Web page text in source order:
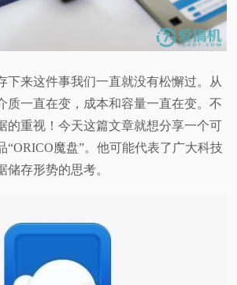
下来这件事我们一直就没有松懈过。从
质一直在变，成本和容量一直在变。不
的重视！今天这篇文章就想分享一个可
“ORICO魔盘”。他可能代表了广大科技
储存形势的思考。